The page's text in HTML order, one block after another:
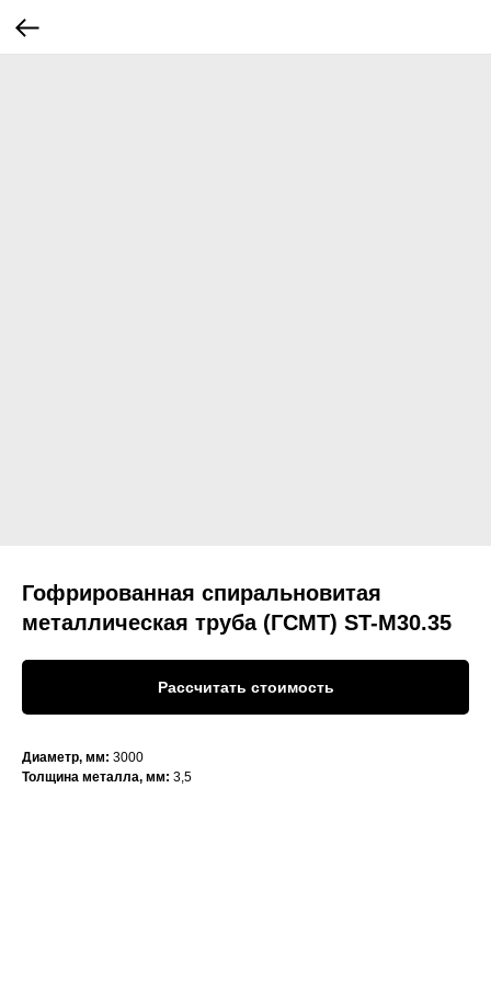
Гофрированная спиральновитая
металлическая труба (ГСМТ) ST-М30.35
Рассчитать стоимость
Диаметр, мм: 3000
Толщина металла, мм: 3,5